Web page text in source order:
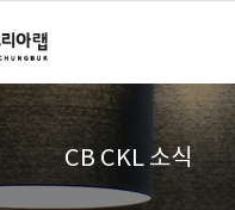
CB CKL 소식